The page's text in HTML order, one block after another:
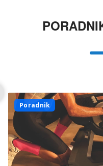
Poradnik